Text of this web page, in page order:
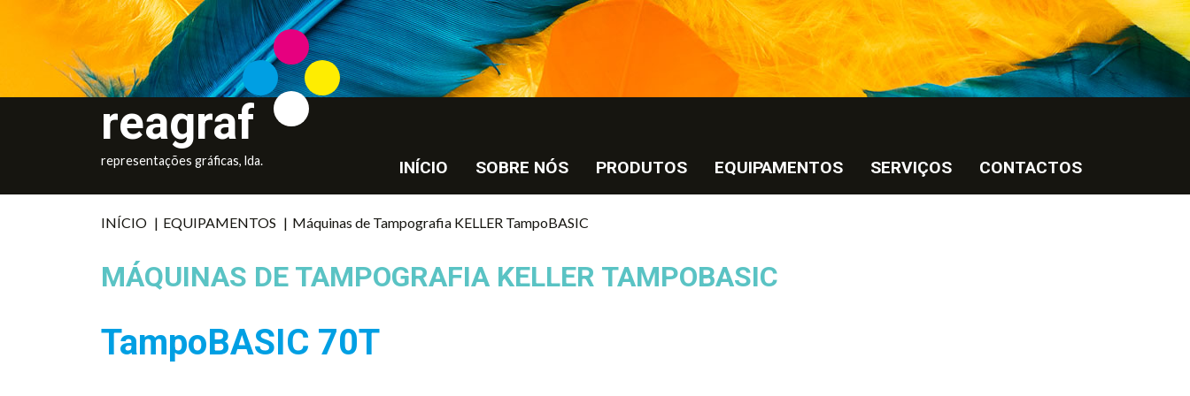
reagraf
representações gráficas, lda. INÍCIO SOBRE NÓS PRODUTOS EQUIPAMENTOS SERVIÇOS CONTACTOS
INÍCIO | EQUIPAMENTOS | Máquinas de Tampografia KELLER TampoBASIC
MÁQUINAS DE TAMPOGRAFIA KELLER TAMPOBASIC
TampoBASIC 70T